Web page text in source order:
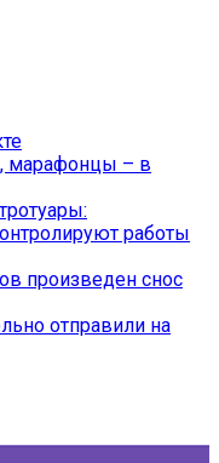
марафонцы – в
работы
произведен снос
отправили на